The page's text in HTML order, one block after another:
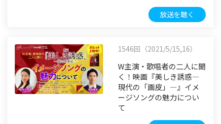
放送を聴く
1546回（2021/5/15,16）
W主演・歌唱者の二人に聞
く！映画『美しき誘惑―
現代の「画皮」―』イメ
ージソングの魅力につい
て